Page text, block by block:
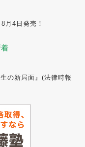
月4日発売！
の新局面』(法律時報